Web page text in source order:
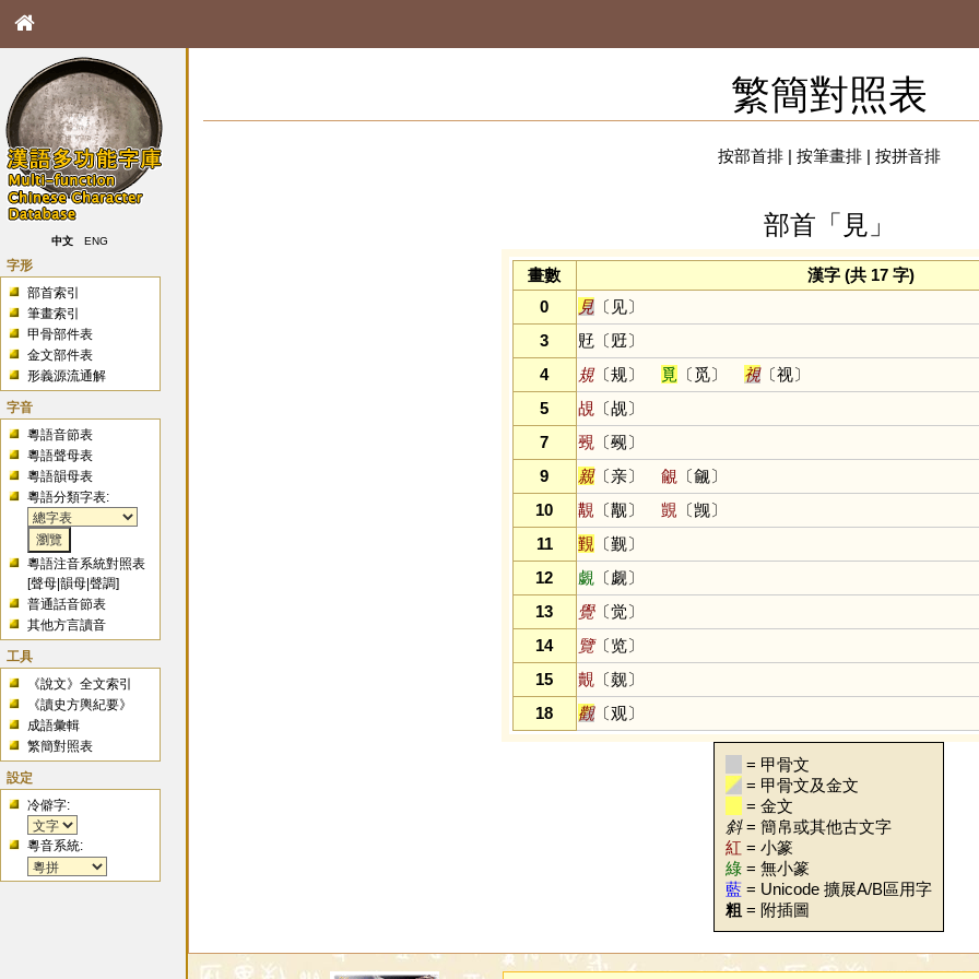
中文 ENG
字形
部首索引
筆畫索引
甲骨部件表
金文部件表
形義源流通解
字音
粵語音節表
粵語聲母表
粵語韻母表
粵語分類字表:
粵語注音系統對照表
[聲母 |韻母 |聲調]
普通話音節表
其他方言讀音
工具
《說文》全文索引
《讀史方輿紀要》
成語彙輯
繁簡對照表
設定
冷僻字:
粵音系統:
繁簡對照表
按部首排| 按筆畫排| 按拼音排
部首「見」
畫數
漢字 (共 17 字)
0
見〔见〕
3
覎〔觃〕
4
規〔规〕 覓 〔觅〕 視〔视〕
5
覘 〔觇〕
7
覡〔觋〕
9
親〔亲〕 覦 〔觎〕
10
覯 〔觏〕 覬 〔觊〕
11
覲 〔觐〕
12
覷〔觑〕
13
覺〔觉〕
14
覽〔览〕
15
覿〔觌〕
18
觀〔观〕
= 甲骨文
= 甲骨文及金文
= 金文
斜= 簡帛或其他古文字
紅 = 小篆
綠 = 無小篆
藍 = Unicode 擴展A/B區用字
粗 = 附插圖